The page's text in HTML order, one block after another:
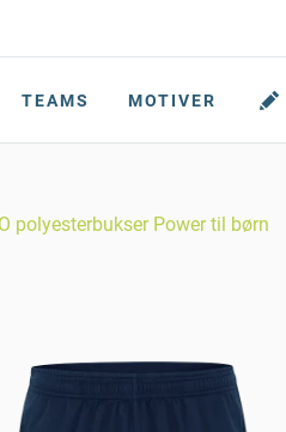
TEAMS MOTIVER
polyesterbukser Power til børn